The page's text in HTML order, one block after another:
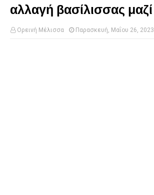
αλλαγή βασίλισσας μαζί
Ορεινή Μέλισσα Παρασκευή, Μαΐου 26, 2023